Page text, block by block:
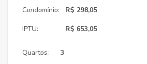
Condomínio:
IPTU:
R$ 298,05
R$ 653,05
Quartos: 3